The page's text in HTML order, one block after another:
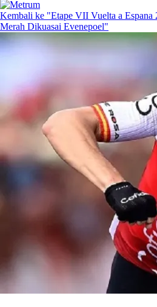
Kembali ke "Etape VII Vuelta a Espana
Merah Dikuasai Evenepoel"